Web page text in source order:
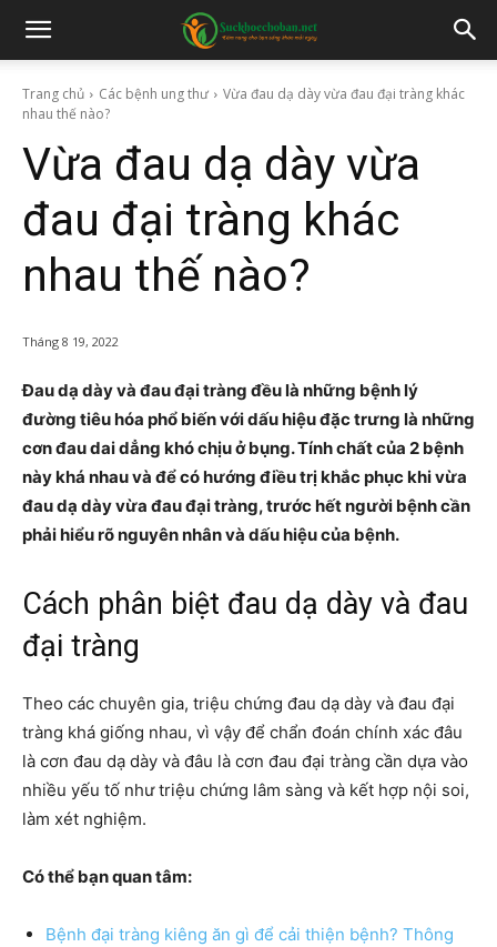
Trang chủ Các bệnh ung thư
Vừa đau dạ dày vừa đau đại tràng khác
nhau thế nào?
Vừa đau dạ dày vừa
đau đại tràng khác
nhau thế nào?
Tháng 8 19, 2022
Đau dạ dày và đau đại tràng đều là những bệnh lý
đường tiêu hóa phổ biến với dấu hiệu đặc trưng là những
cơn đau dai dẳng khó chịu ở bụng. Tính chất của 2 bệnh
này khá nhau và để có hướng điều trị khắc phục khi vừa
đau dạ dày vừa đau đại tràng, trước hết người bệnh cần
phải hiểu rõ nguyên nhân và dấu hiệu của bệnh.
Cách phân biệt đau dạ dày và đau
đại tràng
Theo các chuyên gia, triệu chứng đau dạ dày và đau đại
tràng khá giống nhau, vì vậy để chẩn đoán chính xác đâu
là cơn đau dạ dày và đâu là cơn đau đại tràng cần dựa vào
nhiều yếu tố như triệu chứng lâm sàng và kết hợp nội soi,
làm xét nghiệm.
Có thể bạn quan tâm:
Bệnh đại tràng kiêng ăn gì để cải thiện bệnh? Thông